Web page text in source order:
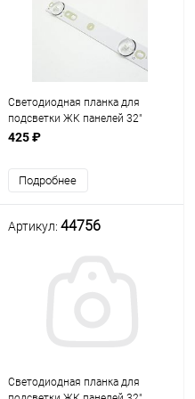
Светодиодная планка для
подсветки ЖК панелей 32"
(6линз) 035-320-3030-FC (580
св/д=3V, разъём 3PIN гнездо,
алюмин. пл
425 ₽
Подробнее
Артикул: 44756
Светодиодная планка для